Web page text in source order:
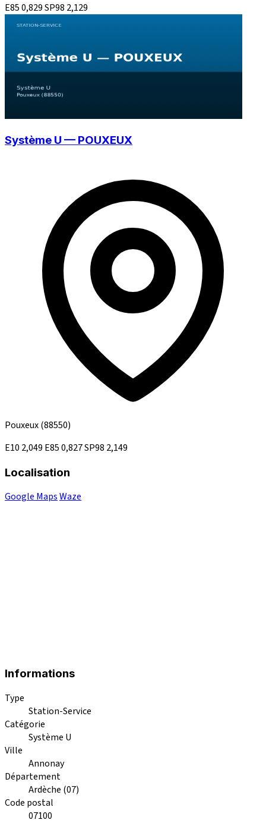
E850,829SP98 2,129
Système U — POUXEUX
Pouxeux(88550)
E10 2,049 E850,827SP98 2,149
Localisation
Google MapsWaze
Informations
Type
Station-Service
Catégorie
Système U
Ville
Annonay
Département
Ardèche (07)
Code postal
07100